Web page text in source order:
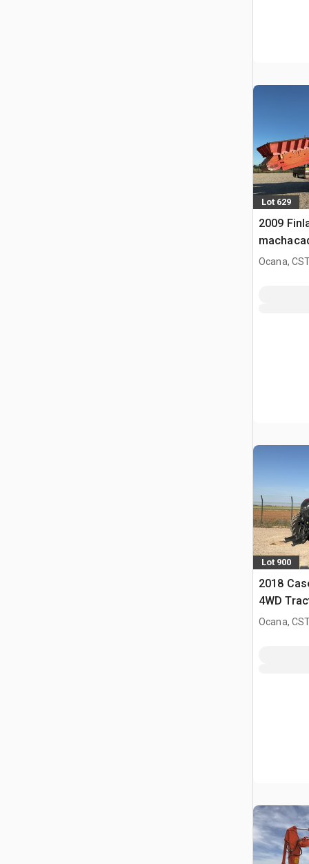
Lot 629
2009
Ocana,
Lot 900
2018
4WD
Ocana,